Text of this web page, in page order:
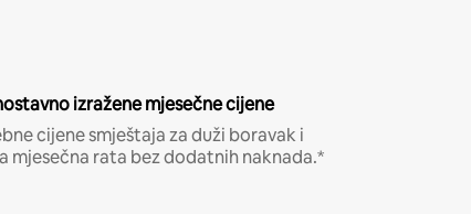
izražene mjesečne cijene
cijene smještaja za duži boravak i
mjesečna rata bez dodatnih naknada.*